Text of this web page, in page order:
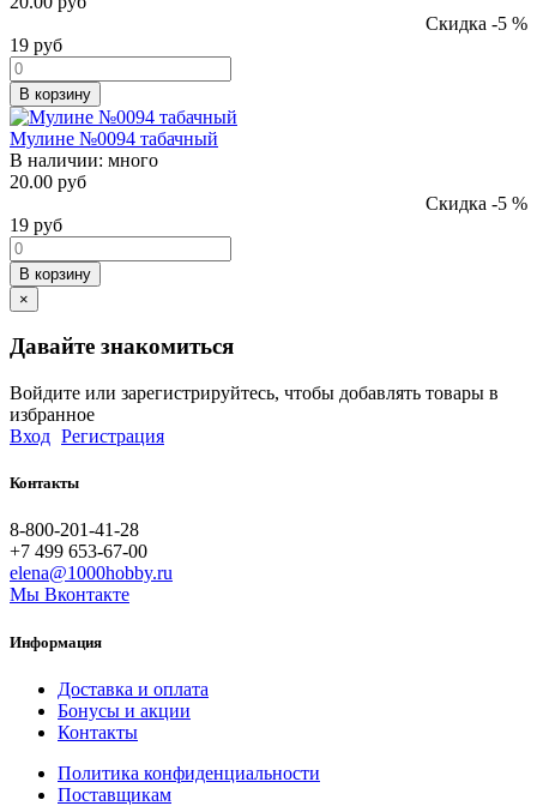
Скидка -5 %
19 руб
В корзину
Мулине №0094 табачный
В наличии: много
20.00 руб
Скидка -5 %
19 руб
В корзину
×
Давайте знакомиться
Войдите или зарегистрируйтесь, чтобы добавлять товары в
избранное
Вход Регистрация
Контакты
8-800-201-41-28
+7 499 653-67-00
elena@1000hobby.ru
Мы Вконтакте
Информация
Доставка и оплата
Бонусы и акции
Контакты
Политика конфиденциальности
Поставщикам